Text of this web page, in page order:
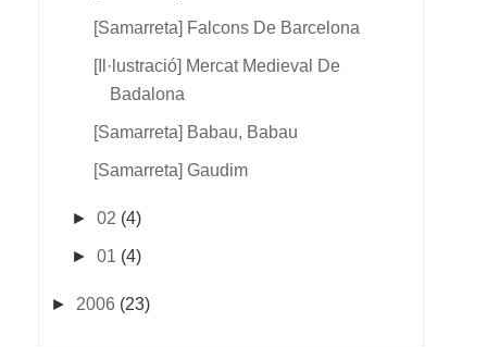
[samarreta] Falcons De Barcelona
[il·lustració] Mercat Medieval De
Badalona
[samarreta] Babau, Babau
[samarreta] Gaudim
►02 (4)
►01 (4)
► 2006 (23)